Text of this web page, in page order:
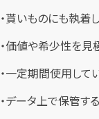
・貰いものにも執着
・価値や希少性を見
・一定期間使用し
・データ上で保管する